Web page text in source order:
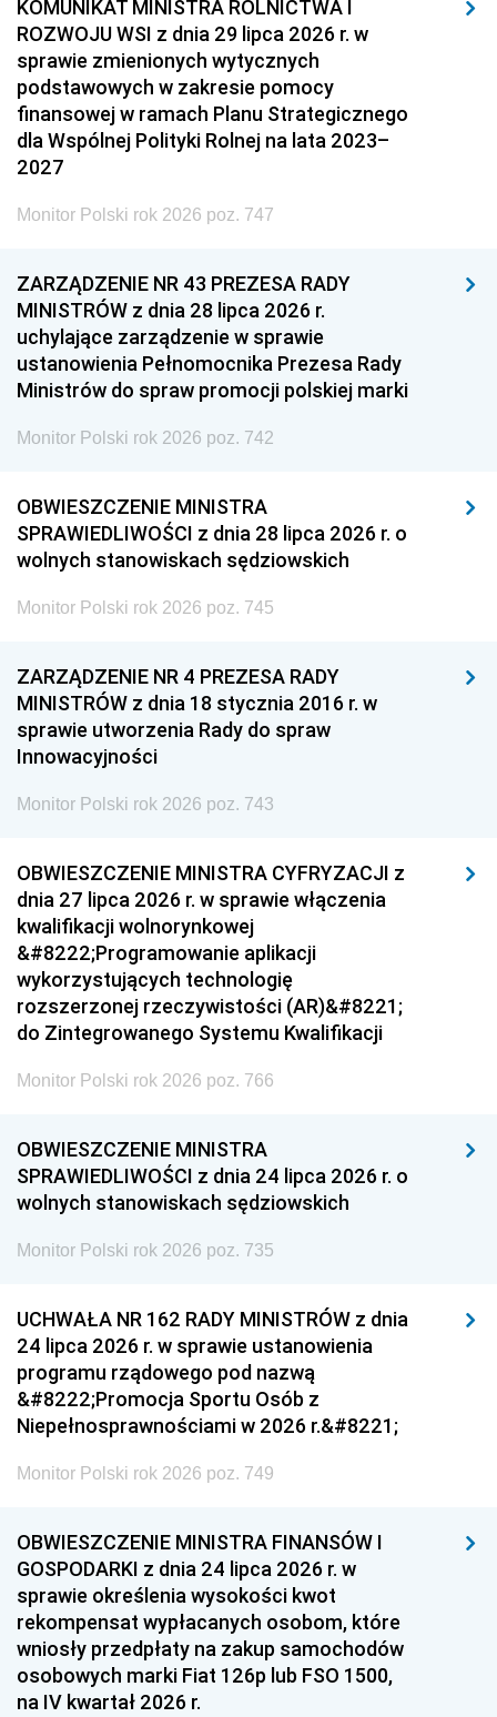
KOMUNIKAT MINISTRA ROLNICTWA I
ROZWOJU WSI z dnia 29 lipca 2026 r. w
sprawie zmienionych wytycznych
podstawowych w zakresie pomocy
finansowej w ramach Planu Strategicznego
dla Wspólnej Polityki Rolnej na lata 2023–
2027
Monitor Polski rok 2026 poz. 747
ZARZĄDZENIE NR 43 PREZESA RADY
MINISTRÓW z dnia 28 lipca 2026 r.
uchylające zarządzenie w sprawie
ustanowienia Pełnomocnika Prezesa Rady
Ministrów do spraw promocji polskiej marki
Monitor Polski rok 2026 poz. 742
OBWIESZCZENIE MINISTRA
SPRAWIEDLIWOŚCI z dnia 28 lipca 2026 r. o
wolnych stanowiskach sędziowskich
Monitor Polski rok 2026 poz. 745
ZARZĄDZENIE NR 4 PREZESA RADY
MINISTRÓW z dnia 18 stycznia 2016 r. w
sprawie utworzenia Rady do spraw
Innowacyjności
Monitor Polski rok 2026 poz. 743
OBWIESZCZENIE MINISTRA CYFRYZACJI z
dnia 27 lipca 2026 r. w sprawie włączenia
kwalifikacji wolnorynkowej
&#8222;Programowanie aplikacji
wykorzystujących technologię
rozszerzonej rzeczywistości (AR)&#8221;
do Zintegrowanego Systemu Kwalifikacji
Monitor Polski rok 2026 poz. 766
OBWIESZCZENIE MINISTRA
SPRAWIEDLIWOŚCI z dnia 24 lipca 2026 r. o
wolnych stanowiskach sędziowskich
Monitor Polski rok 2026 poz. 735
UCHWAŁA NR 162 RADY MINISTRÓW z dnia
24 lipca 2026 r. w sprawie ustanowienia
programu rządowego pod nazwą
&#8222;Promocja Sportu Osób z
Niepełnosprawnościami w 2026 r.&#8221;
Monitor Polski rok 2026 poz. 749
OBWIESZCZENIE MINISTRA FINANSÓW I
GOSPODARKI z dnia 24 lipca 2026 r. w
sprawie określenia wysokości kwot
rekompensat wypłacanych osobom, które
wniosły przedpłaty na zakup samochodów
osobowych marki Fiat 126p lub FSO 1500,
na IV kwartał 2026 r.